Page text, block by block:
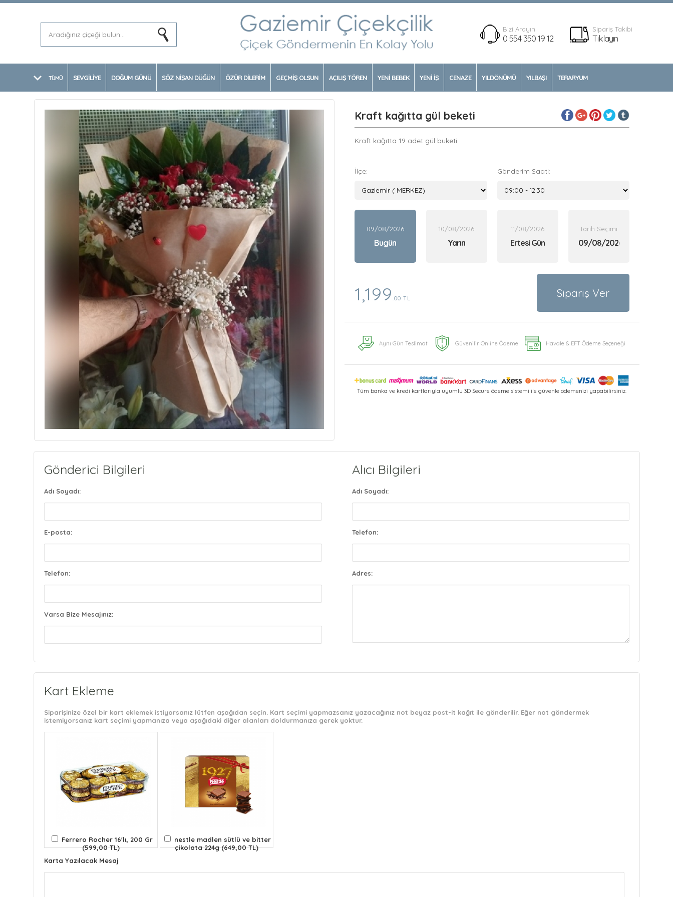
Bizi Arayın
0 554 350 19 12
Sipariş Takibi
Tıklayın
TÜMÜ SEVGİLİYE DOĞUM GÜNÜ SÖZ NİŞAN DÜĞÜN ÖZÜR DİLERİM GEÇMİŞ OLSUN AÇILIŞ TÖREN YENİ BEBEK YENİ İŞ CENAZE YILDÖNÜMÜ YILBAŞI TERARYUM
Kraft kağıtta gül beketi
Kraft kağıtta 19 adet gül buketi
İlçe: Gönderim Saati:
09/08/2026
Bugün
10/08/2026
Yarın
11/08/2026
Ertesi Gün
Tarih Seçimi
1,199 .00 TL Sipariş Ver
Aynı Gün Teslimat Güvenilir Online Ödeme Havale & EFT Ödeme Seçeneği
Tüm banka ve kredi kartlarıyla uyumlu 3D Secure ödeme sistemi ile güvenle ödemenizi yapabilirsiniz.
Gönderici Bilgileri
Adı Soyadı:
E-posta:
Telefon:
Varsa Bize Mesajınız:
Alıcı Bilgileri
Adı Soyadı:
Telefon:
Adres:
Kart Ekleme
Siparişinize özel bir kart eklemek istiyorsanız lütfen aşağıdan seçin. Kart seçimi yapmazsanız yazacağınız not beyaz post-it kağıt ile gönderilir. Eğer not göndermek
istemiyorsanız kart seçimi yapmanıza veya aşağıdaki diğer alanları doldurmanıza gerek yoktur.
Ferrero Rocher 16'lı, 200 Gr
(599,00 TL)
nestle madlen sütlü ve bitter
çikolata 224g (649,00 TL)
Karta Yazılacak Mesaj